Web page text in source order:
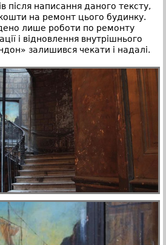
після написання даного тексту,
на ремонт цього будинку.
лише роботи по ремонту
і відновлення внутрішнього
залишився чекати і надалі.